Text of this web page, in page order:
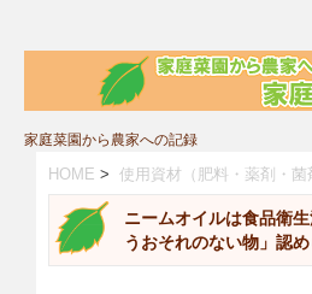
家庭菜園から農家への記録
HOME > 使用資材（肥料・薬剤・菌
ニームオイルは食品衛
うおそれのない物」認